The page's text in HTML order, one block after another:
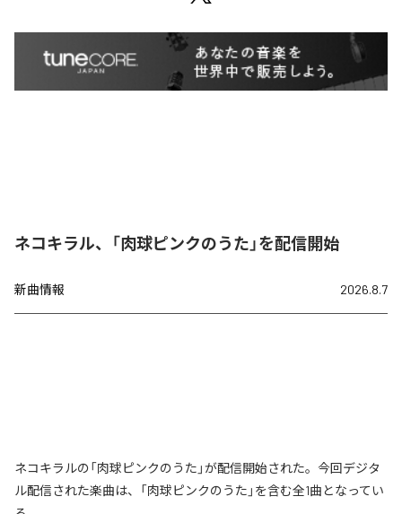
ネコキラル、「肉球ピンクのうた」を配信開始
新曲情報 2026.8.7
ネコキラルの「肉球ピンクのうた」が配信開始された。今回デジタ
ル配信された楽曲は、「肉球ピンクのうた」を含む全1曲となってい